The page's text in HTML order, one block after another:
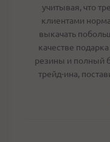
учитывая, что
клиентами
выкачать
качестве
резины и полный
трейд-ина,